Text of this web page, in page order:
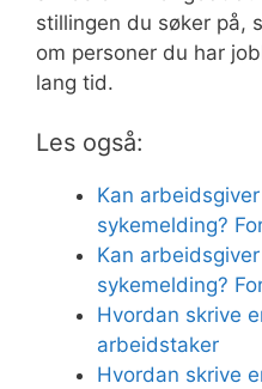
stillingen du søker på,
om personer du har
lang tid.
Les også:
Kan
sykemelding?
Kan
sykemelding?
Hvordan skrive
arbeidstaker
Hvordan skrive